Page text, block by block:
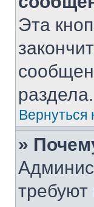
Эта
раздела.
Вернуться
»
требуют